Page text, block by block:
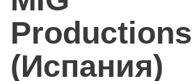
Productions
(Испания)